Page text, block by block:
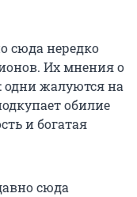
сюда нередко
Их мнения о
одни жалуются на
обилие
и богатая
сюда